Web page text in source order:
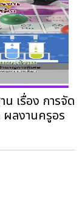
เรื่อง การจัด
ผลงานครูอร